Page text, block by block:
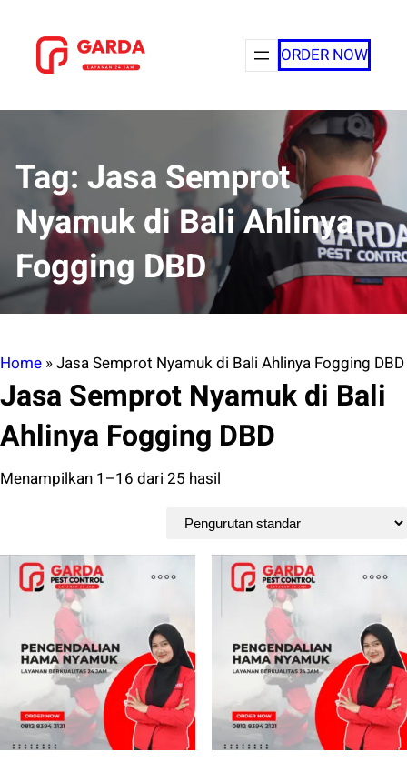
konten
ORDER NOW
Tag: Jasa Semprot
Nyamuk di Bali Ahlinya
Fogging DBD
Home »Jasa Semprot Nyamuk di Bali Ahlinya Fogging DBD
Jasa Semprot Nyamuk di Bali
Ahlinya Fogging DBD
Menampilkan 1–16 dari 25 hasil